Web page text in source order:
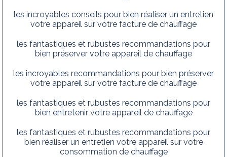
les incroyables conseils pour bien réaliser un entretien
votre appareil sur votre facture de chauffage
les fantastiques et rubustes recommandations pour
bien préserver votre appareil de chauffage
les incroyables recommandations pour bien préserver
votre appareil sur votre facture de chauffage
les fantastiques et rubustes recommandations pour
bien entretenir votre appareil de chauffage
les fantastiques et rubustes recommandations pour
bien réaliser un entretien votre appareil sur votre
consommation de chauffage